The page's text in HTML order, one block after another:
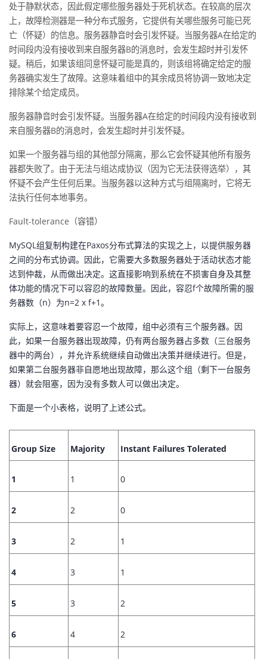
处于静默状态，因此假定哪些服务器处于死机状态。在较高的层次
上，故障检测器是一种分布式服务，它提供有关哪些服务可能已死
亡（怀疑）的信息。服务器静音时会引发怀疑。当服务器A在给定的
时间段内没有接收到来自服务器B的消息时，会发生超时并引发怀
疑。稍后，如果该组同意怀疑可能是真的，则该组将确定给定的服
务器确实发生了故障。这意味着组中的其余成员将协调一致地决定
排除某个给定成员。
服务器静音时会引发怀疑。当服务器A在给定的时间段内没有接收到
来自服务器B的消息时，会发生超时并引发怀疑。
如果一个服务器与组的其他部分隔离，那么它会怀疑其他所有服务
器都失败了。由于无法与组达成协议（因为它无法获得选举），其
怀疑不会产生任何后果。当服务器以这种方式与组隔离时，它将无
法执行任何本地事务。
Fault-tolerance（容错）
MySQL组复制构建在Paxos分布式算法的实现之上，以提供服务器
之间的分布式协调。因此，它需要大多数服务器处于活动状态才能
达到仲裁，从而做出决定。这直接影响到系统在不损害自身及其整
体功能的情况下可以容忍的故障数量。因此，容忍f个故障所需的服
务器数（n）为n=2 x f+1。
实际上，这意味着要容忍一个故障，组中必须有三个服务器。因
此，如果一台服务器出现故障，仍有两台服务器占多数（三台服务
器中的两台），并允许系统继续自动做出决策并继续进行。但是，
如果第二台服务器非自愿地出现故障，那么这个组（剩下一台服务
器）就会阻塞，因为没有多数人可以做出决定。
下面是一个小表格，说明了上述公式。
Group Size Majority Instant Failures Tolerated
1 1 0
2 2 0
3 2 1
4 3 1
5 3 2
6 4 2